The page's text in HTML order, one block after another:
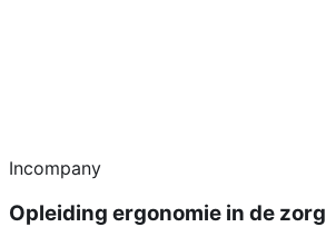
Incompany
Opleiding ergonomie in de zorg